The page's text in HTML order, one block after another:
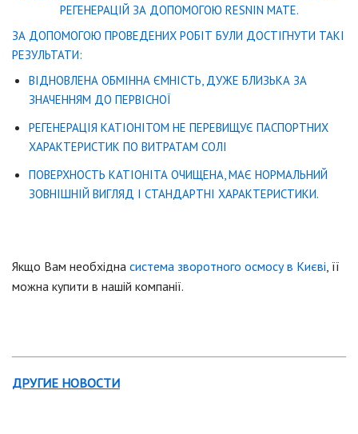
РЕГЕНЕРАЦІЙ ЗА ДОПОМОГОЮ RESNIN MATE.
ЗА ДОПОМОГОЮ ПРОВЕДЕНИХ РОБІТ БУЛИ ДОСТІГНУТИ ТАКІ
РЕЗУЛЬТАТИ:
ВІДНОВЛЕНА ОБМІННА ЄМНІСТЬ, ДУЖЕ БЛИЗЬКА ЗА
ЗНАЧЕННЯМ ДО ПЕРВІСНОЇ
РЕГЕНЕРАЦІЯ КАТІОНІТОМ НЕ ПЕРЕВИЩУЄ ПАСПОРТНИХ
ХАРАКТЕРИСТИК ПО ВИТРАТАМ СОЛІ
ПОВЕРХНОСТЬ КАТІОНІТА ОЧИЩЕНА, МАЄ НОРМАЛЬНИЙ
ЗОВНІШНІЙ ВИГЛЯД І СТАНДАРТНІ ХАРАКТЕРИСТИКИ.
Якщо Вам необхідна система зворотного осмосу в Києві, її
можна купити в нашій компанії.
ДРУГИЕ НОВОСТИ